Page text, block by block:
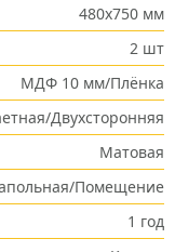
480х750 мм
2 шт
МДФ 10 мм/Плёнка
Двухсторонняя
Матовая
Помещение
1 год